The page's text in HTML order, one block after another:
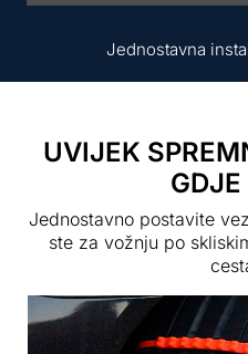
Jednostavna
UVIJEK
GDJE
Jednostavno postavite
ste za vožnju po